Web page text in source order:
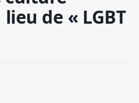
de « LGBT